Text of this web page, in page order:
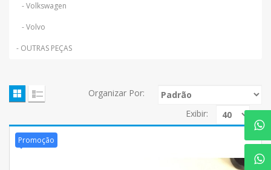
- Volkswagen
- Volvo
- OUTRAS PEÇAS
Organizar Por:
Exibir:
Promoção